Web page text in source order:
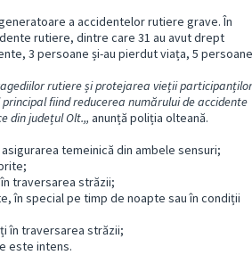
a accidentelor rutiere grave. În
rutiere, dintre care 31 au avut drept
3 persoane și-au pierdut viața, 5 persoane
rutiere și protejarea vieții participanților
fiind reducerea numărului de accidente
din județul Olt.,, anunță poliția olteană.
temeinică din ambele sensuri;
traversarea străzii;
în special pe timp de noapte sau în condiții
în traversarea străzii;
este intens.